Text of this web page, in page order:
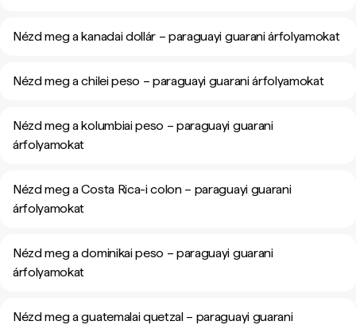
Nézd meg a kanadai dollár – paraguayi guarani árfolyamokat
Nézd meg a chilei peso – paraguayi guarani árfolyamokat
Nézd meg a kolumbiai peso – paraguayi guarani
árfolyamokat
Nézd meg a Costa Rica-i colon – paraguayi guarani
árfolyamokat
Nézd meg a dominikai peso – paraguayi guarani
árfolyamokat
Nézd meg a guatemalai quetzal – paraguayi guarani